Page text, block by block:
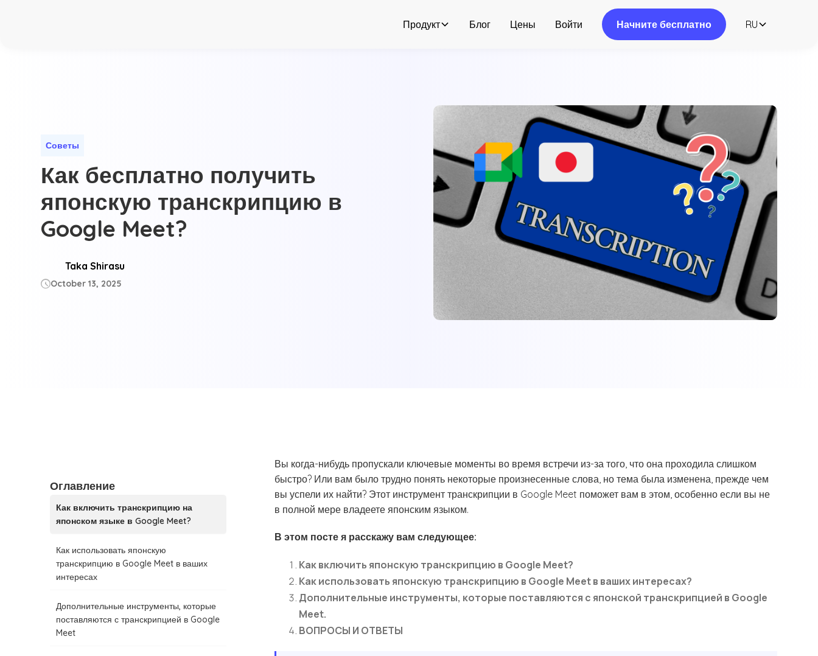
Продукт Блог Цены Войти Начните бесплатно RU
Советы
Как бесплатно получить
японскую транскрипцию в
Google Meet?
Taka Shirasu
October 13, 2025
Оглавление
Как включить транскрипцию на
японском языке в Google Meet?
Как использовать японскую
транскрипцию в Google Meet в ваших
интересах
Дополнительные инструменты, которые
поставляются с транскрипцией в Google
Meet
Вы когда-нибудь пропускали ключевые моменты во время встречи из-за того, что она проходила слишком
быстро? Или вам было трудно понять некоторые произнесенные слова, но тема была изменена, прежде чем
вы успели их найти? Этот инструмент транскрипции в Google Meet поможет вам в этом, особенно если вы не
в полной мере владеете японским языком.
В этом посте я расскажу вам следующее:
Как включить японскую транскрипцию в Google Meet?
Как использовать японскую транскрипцию в Google Meet в ваших интересах?
Дополнительные инструменты, которые поставляются с японской транскрипцией в Google
Meet.
ВОПРОСЫ И ОТВЕТЫ